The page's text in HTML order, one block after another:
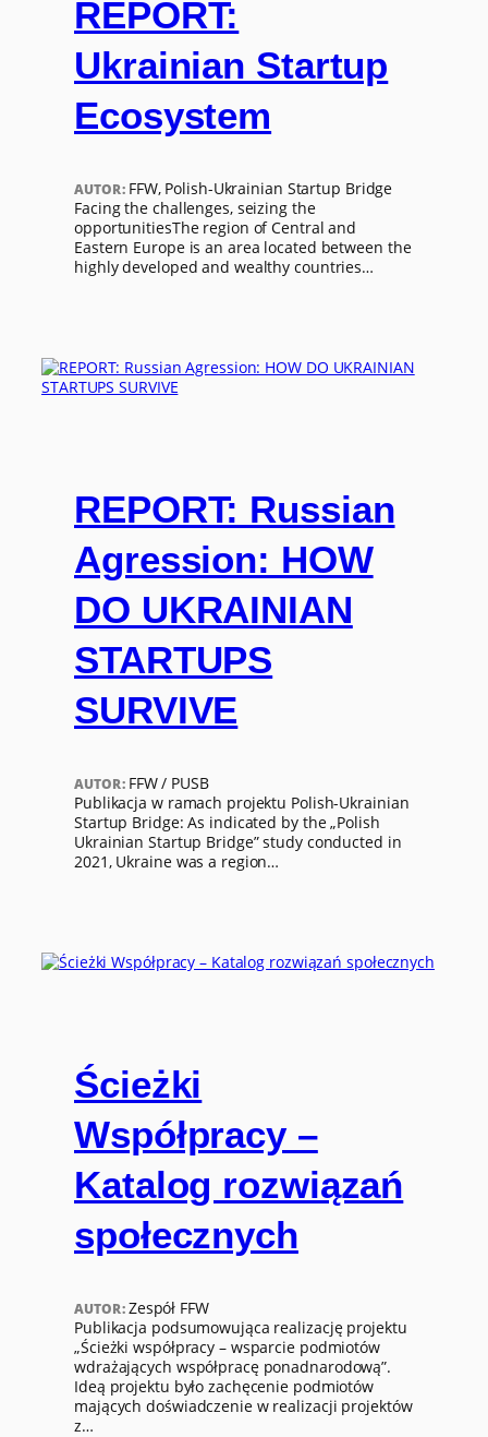
REPORT:
Ukrainian Startup
Ecosystem
AUTOR: FFW, Polish-Ukrainian Startup Bridge
Facing the challenges, seizing the
opportunitiesThe region of Central and
Eastern Europe is an area located between the
highly developed and wealthy countries…
REPORT: Russian
Agression: HOW
DO UKRAINIAN
STARTUPS
SURVIVE
AUTOR: FFW / PUSB
Publikacja w ramach projektu Polish-Ukrainian
Startup Bridge: As indicated by the „Polish
Ukrainian Startup Bridge” study conducted in
2021, Ukraine was a region…
Ścieżki
Współpracy –
Katalog rozwiązań
społecznych
AUTOR: Zespół FFW
Publikacja podsumowująca realizację projektu
„Ścieżki współpracy – wsparcie podmiotów
wdrażających współpracę ponadnarodową”.
Ideą projektu było zachęcenie podmiotów
mających doświadczenie w realizacji projektów
z…